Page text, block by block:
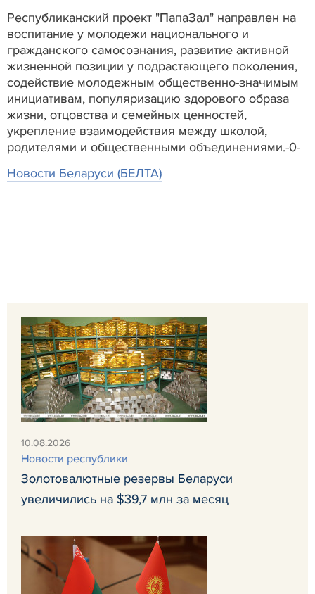
Республиканский проект "ПапаЗал" направлен на
воспитание у молодежи национального и
гражданского самосознания, развитие активной
жизненной позиции у подрастающего поколения,
содействие молодежным общественно-значимым
инициативам, популяризацию здорового образа
жизни, отцовства и семейных ценностей,
укрепление взаимодействия между школой,
родителями и общественными объединениями.-0-
Новости Беларуси (БЕЛТА)
10.08.2026
Новости республики
Золотовалютные резервы Беларуси
увеличились на $39,7 млн за месяц